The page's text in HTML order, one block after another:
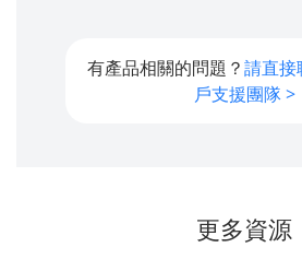
有產品相關的問題？請直接
戶支援團隊 >
更多資源